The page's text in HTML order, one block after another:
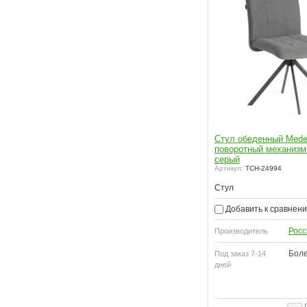
Стул обеденный
поворотный
серый
Артикул: TCH-24994
Стул
Добавить к
Производитель
Под заказ 7-14
дней